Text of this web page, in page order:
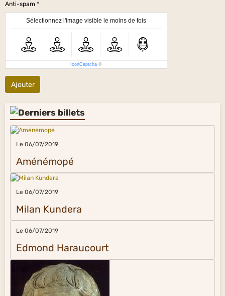
Anti-spam
Sélectionnez l'image visible le moins de fois
IconCaptcha ©
Ajouter
Le 06/07/2019
Aménémopé
Le 06/07/2019
Milan Kundera
Le 06/07/2019
Edmond Haraucourt